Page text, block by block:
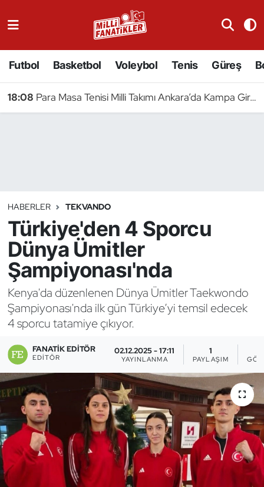
Futbol Basketbol Voleybol Tenis Güreş
18:08 Para Masa Tenisi Milli Takımı Ankara’da Kampa Girdi
HABERLER TEKVANDO
Türkiye'den 4 Sporcu
Dünya Ümitler
Şampiyonası'nda
Kenya'da düzenlenen Dünya Ümitler Taekwondo
Şampiyonası'nda ilk gün Türkiye’yi temsil edecek
4 sporcu tatamiye çıkıyor.
FANATIK EDITÖR
EDITÖR
02.12.2025 - 17:11
YAYINLANMA
1
PAYLAŞIM
Badminton
Binicilik
Bisiklet
Bocce Bowling Dart
Boks
Briç
Buz Hokeyi
Buz Pateni
Çim Hokeyi
Cimnastik